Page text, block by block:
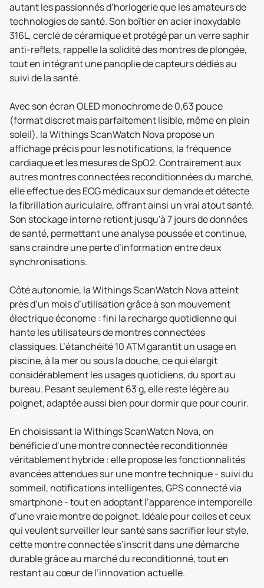
autant les passionnés d’horlogerie que les amateurs de
technologies de santé. Son boîtier en acier inoxydable
316L, cerclé de céramique et protégé par un verre saphir
anti-reflets, rappelle la solidité des montres de plongée,
tout en intégrant une panoplie de capteurs dédiés au
suivi de la santé.
Avec son écran OLED monochrome de 0,63 pouce
(format discret mais parfaitement lisible, même en plein
soleil), la Withings ScanWatch Nova propose un
affichage précis pour les notifications, la fréquence
cardiaque et les mesures de SpO2. Contrairement aux
autres montres connectées reconditionnées du marché,
elle effectue des ECG médicaux sur demande et détecte
la fibrillation auriculaire, offrant ainsi un vrai atout santé.
Son stockage interne retient jusqu'à 7 jours de données
de santé, permettant une analyse poussée et continue,
sans craindre une perte d’information entre deux
synchronisations.
Côté autonomie, la Withings ScanWatch Nova atteint
près d’un mois d’utilisation grâce à son mouvement
électrique économe : fini la recharge quotidienne qui
hante les utilisateurs de montres connectées
classiques. L’étanchéité 10 ATM garantit un usage en
piscine, à la mer ou sous la douche, ce qui élargit
considérablement les usages quotidiens, du sport au
bureau. Pesant seulement 63 g, elle reste légère au
poignet, adaptée aussi bien pour dormir que pour courir.
En choisissant la Withings ScanWatch Nova, on
bénéficie d’une montre connectée reconditionnée
véritablement hybride : elle propose les fonctionnalités
avancées attendues sur une montre technique - suivi du
sommeil, notifications intelligentes, GPS connecté via
smartphone - tout en adoptant l’apparence intemporelle
d’une vraie montre de poignet. Idéale pour celles et ceux
qui veulent surveiller leur santé sans sacrifier leur style,
cette montre connectée s’inscrit dans une démarche
durable grâce au marché du reconditionné, tout en
restant au cœur de l’innovation actuelle.